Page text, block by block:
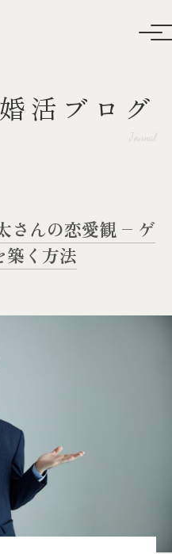
婚活ブログ
Journal
さんの恋愛観 – ゲ
築く方法